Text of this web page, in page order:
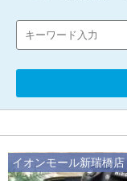
イオンモール新瑞橋店